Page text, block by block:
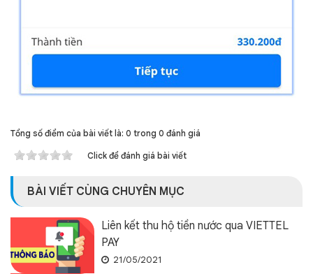
Tổng số điểm của bài viết là: 0 trong 0 đánh giá
Click để đánh giá bài viết
BÀI VIẾT CÙNG CHUYÊN MỤC
Liên kết thu hộ tiền nước qua VIETTEL
PAY
21/05/2021